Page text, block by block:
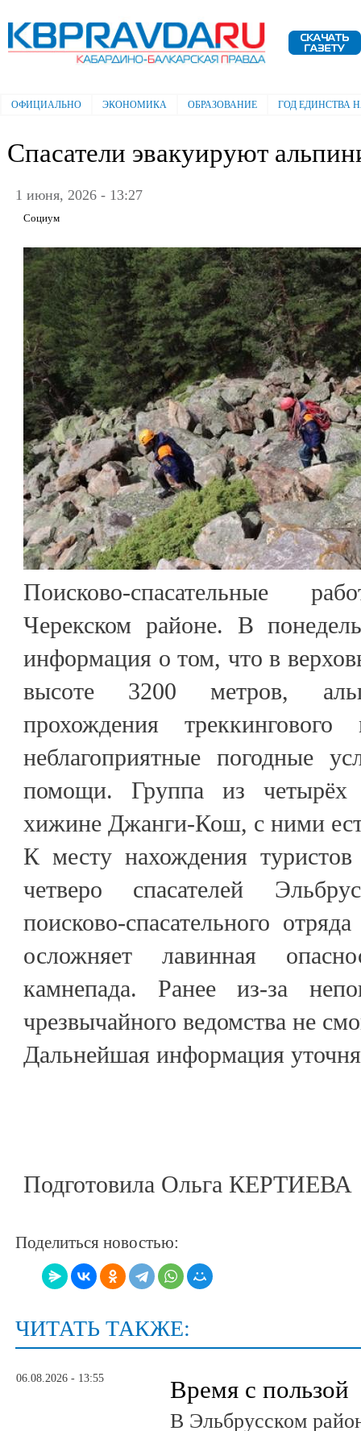
Электронная газета "Кабардино-
Балкарская правда"
Главное меню
ОФИЦИАЛЬНО ЭКОНОМИКА ОБРАЗОВАНИЕ ГОД ЕДИНСТВА
Спасатели эвакуируют
1 июня, 2026 - 13:27
Социум
Поисково-спасательные
Черекском районе. В
информация о том, что в
высоте 3200 метров,
прохождения
неблагоприятные погодные
помощи. Группа из четырёх
хижине Джанги-Кош, с ними
К месту нахождения
четверо спасателей
поисково-спасательного
осложняет лавинная
камнепада. Ранее из-за
чрезвычайного ведомства не
Дальнейшая информация
Подготовила Ольга КЕРТИЕВА
Поделиться новостью:
ЧИТАТЬ ТАКЖЕ:
06.08.2026 - 13:55 Время с пользой
В Эльбрусском